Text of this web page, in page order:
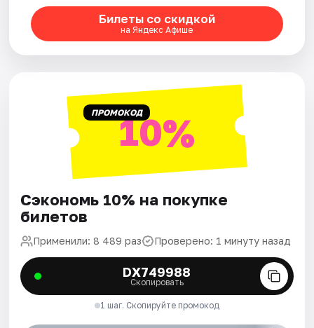
Билеты со скидкой
на Яндекс Афише
ПРОМОКОД10%
Сэкономь 10% на покупке
билетов
Применили: 8 489 раз Проверено: 1 минуту назад
DX749988
Скопировать
1 шаг. Скопируйте промокод